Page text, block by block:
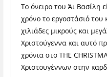
To όνειρο του Άι Βασίλη
χρόνο το εργοστάσιό του
χιλιάδες μικρούς και
Χριστούγεννα και αυτό
χρόνια στο THE
Χριστουγέννων στην